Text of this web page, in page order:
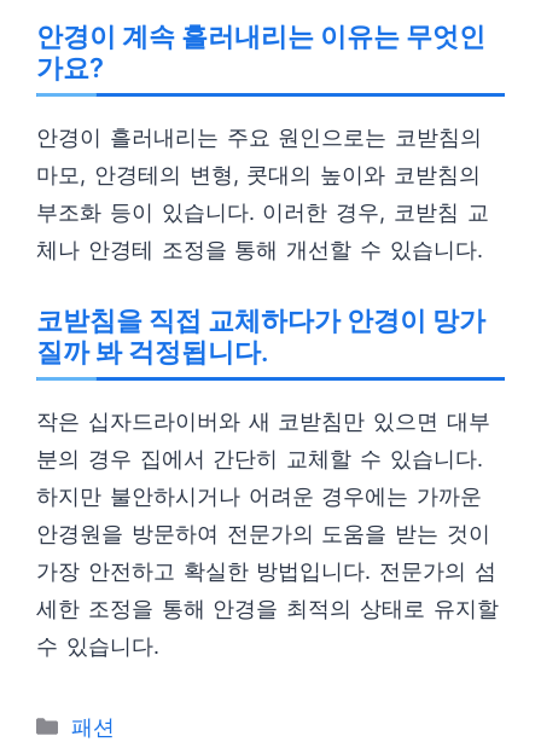
안경이 계속 흘러내리는 이유는 무엇인
가요?
안경이 흘러내리는 주요 원인으로는 코받침의
마모, 안경테의 변형, 콧대의 높이와 코받침의
부조화 등이 있습니다. 이러한 경우, 코받침 교
체나 안경테 조정을 통해 개선할 수 있습니다.
코받침을 직접 교체하다가 안경이 망가
질까 봐 걱정됩니다.
작은 십자드라이버와 새 코받침만 있으면 대부
분의 경우 집에서 간단히 교체할 수 있습니다.
하지만 불안하시거나 어려운 경우에는 가까운
안경원을 방문하여 전문가의 도움을 받는 것이
가장 안전하고 확실한 방법입니다. 전문가의 섬
세한 조정을 통해 안경을 최적의 상태로 유지할
수 있습니다.
카
패션